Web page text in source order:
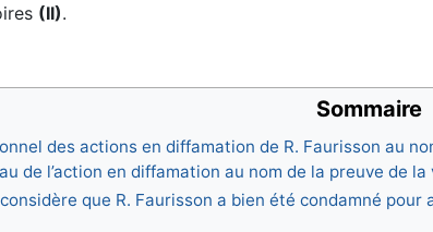
(II).
Sommaire
des actions en diffamation de R. Faurisson au
de l’action en diffamation au nom de la preuve de
que R. Faurisson a bien été condamné